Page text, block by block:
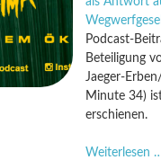
Podcast-
Beteiligung
Jaeger-
Minute 34)
erschienen.
Weiterlesen